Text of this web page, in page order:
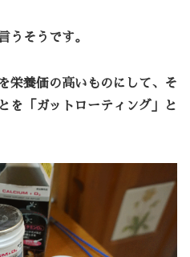
うそうです。
栄養価の高いものにして、そ
を「 ガットローティング
」と